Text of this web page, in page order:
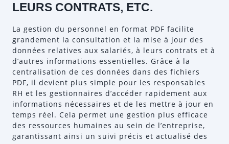
LEURS CONTRATS, ETC.
La gestion du personnel en format PDF facilite
grandement la consultation et la mise à jour des
données relatives aux salariés, à leurs contrats et à
d’autres informations essentielles. Grâce à la
centralisation de ces données dans des fichiers
PDF, il devient plus simple pour les responsables
RH et les gestionnaires d’accéder rapidement aux
informations nécessaires et de les mettre à jour en
temps réel. Cela permet une gestion plus efficace
des ressources humaines au sein de l’entreprise,
garantissant ainsi un suivi précis et actualisé des